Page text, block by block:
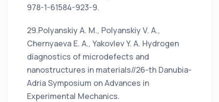
978-1-61584-923-9.
29.Polyanskiy A. M., Polyanskiy V. A.,
Chernyaeva E. A., Yakovlev Y. A. Hydrogen
diagnostics of microdefects and
nanostructures in materials//26-th Danubia-
Adria Symposium on Advances in
Experimental Mechanics.